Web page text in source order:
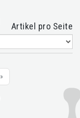
Artikel pro Seite
»